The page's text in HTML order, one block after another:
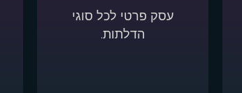
עסק פרטי לכל סוגי
הדלתות.